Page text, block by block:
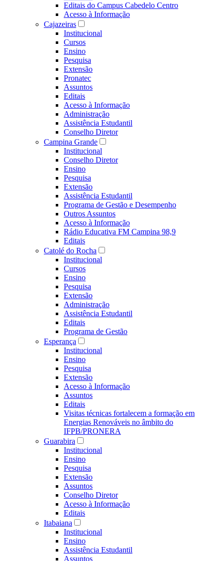
Editais do Campus Cabedelo Centro
Acesso à Informação
Cajazeiras
Institucional
Cursos
Ensino
Pesquisa
Extensão
Pronatec
Assuntos
Editais
Acesso à Informação
Administração
Assistência Estudantil
Conselho Diretor
Campina Grande
Institucional
Conselho Diretor
Ensino
Pesquisa
Extensão
Assistência Estudantil
Programa de Gestão e Desempenho
Outros Assuntos
Acesso à Informação
Rádio Educativa FM Campina 98,9
Editais
Catolé do Rocha
Institucional
Cursos
Ensino
Pesquisa
Extensão
Administração
Assistência Estudantil
Editais
Programa de Gestão
Esperança
Institucional
Ensino
Pesquisa
Extensão
Acesso à Informação
Assuntos
Editais
Visitas técnicas fortalecem a formação em
Energias Renováveis no âmbito do
IFPB/PRONERA
Guarabira
Institucional
Ensino
Pesquisa
Extensão
Assuntos
Conselho Diretor
Acesso à Informação
Editais
Itabaiana
Institucional
Ensino
Assistência Estudantil
Assuntos